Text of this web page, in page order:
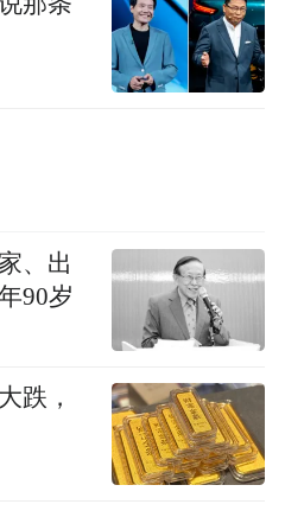
。“金色荣誉（Gold
的徽章将授予曾获得世
金手套奖的球员。例
增徽章让球员的经历
，球迷需要查阅资料才
次参加世界杯，或者
奖；如今，这些信息
、出
90岁
跌，